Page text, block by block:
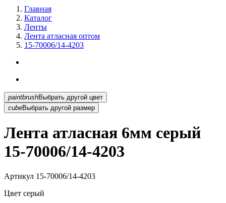
Главная
Каталог
Ленты
Лента атласная оптом
15-70006/14-4203
paintbrush
Выбрать другой цвет
cubeВыбрать другой размер
Лента атласная 6мм серый
15-70006/14-4203
Артикул 15-70006/14-4203
Цвет серый